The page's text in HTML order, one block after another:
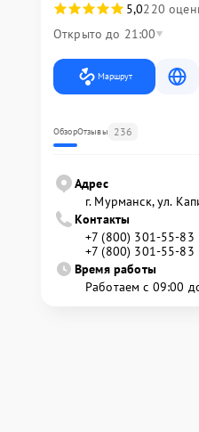
5,0220
Открыто до 21:00
Маршрут
ОбзорОтзывы 236
Адрес
г. Мурманск, ул.
Контакты
+7 (800) 301-55-83
+7 (800) 301-55-83
Время работы
Работаем с 09:00